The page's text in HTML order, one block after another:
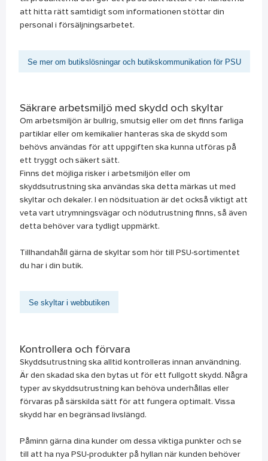
att hitta rätt samtidigt som informationen stöttar din
personal i försäljningsarbetet.
Se mer om butikslösningar och butikskommunikation för PSU
Säkrare arbetsmiljö med skydd och skyltar
Om arbetsmiljön är bullrig, smutsig eller om det finns farliga
partiklar eller om kemikalier hanteras ska de skydd som
behövs användas för att uppgiften ska kunna utföras på
ett tryggt och säkert sätt.
Finns det möjliga risker i arbetsmiljön eller om
skyddsutrustning ska användas ska detta märkas ut med
skyltar och dekaler. I en nödsituation är det också viktigt att
veta vart utrymningsvägar och nödutrustning finns, så även
detta behöver vara tydligt uppmärkt.
Tillhandahåll gärna de skyltar som hör till PSU-sortimentet
du har i din butik.
Se skyltar i webbutiken
Kontrollera och förvara
Skyddsutrustning ska alltid kontrolleras innan användning.
Är den skadad ska den bytas ut för ett fullgott skydd. Några
typer av skyddsutrustning kan behöva underhållas eller
förvaras på särskilda sätt för att fungera optimalt. Vissa
skydd har en begränsad livslängd.
Påminn gärna dina kunder om dessa viktiga punkter och se
till att ha nya PSU-produkter på hyllan när kunden behöver